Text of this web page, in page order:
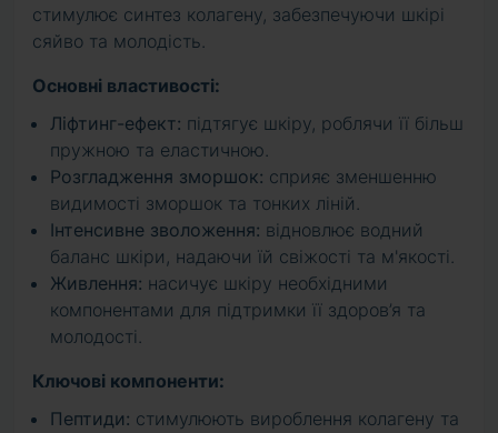
стимулює синтез колагену, забезпечуючи шкірі
сяйво та молодість.
Основні властивості:
Ліфтинг-ефект: підтягує шкіру, роблячи її більш
пружною та еластичною.
Розгладження зморшок: сприяє зменшенню
видимості зморшок та тонких ліній.
Інтенсивне зволоження: відновлює водний
баланс шкіри, надаючи їй свіжості та м'якості.
Живлення: насичує шкіру необхідними
компонентами для підтримки її здоров’я та
молодості.
Ключові компоненти:
Пептиди: стимулюють вироблення колагену та